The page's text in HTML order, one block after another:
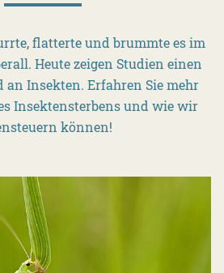
flatterte und brummte es im
Heute zeigen Studien einen
an Insekten. Erfahren Sie mehr
Insektensterbens und wie wir
können!